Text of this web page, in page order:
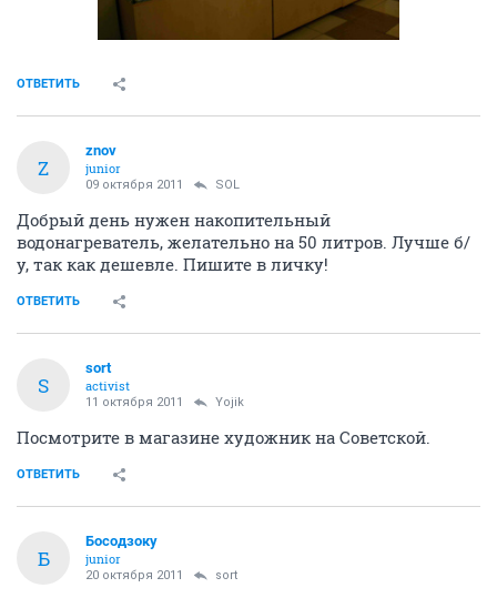
ОТВЕТИТЬ
Z
znov
junior
09 октября 2011 SOL
Добрый день нужен накопительный
водонагреватель, желательно на 50 литров. Лучше б/
у, так как дешевле. Пишите в личку!
ОТВЕТИТЬ
S
sort
activist
11 октября 2011 Yojik
Посмотрите в магазине художник на Советской.
ОТВЕТИТЬ
Б
Босодзоку
junior
20 октября 2011 sort